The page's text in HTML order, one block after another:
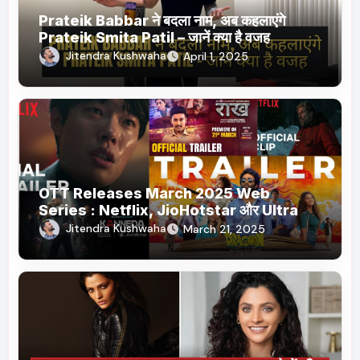
Prateik Babbar ने बदला नाम, अब कहलाएंगे
Prateik Smita Patil – जानें क्या है वजह
Jitendra Kushwaha April 1, 2025
OTT Releases March 2025 Web
Series : Netflix, JioHotstar और Ultra
Jhakaas पर नई वेब सीरीज और फिल्में
Jitendra Kushwaha March 21, 2025